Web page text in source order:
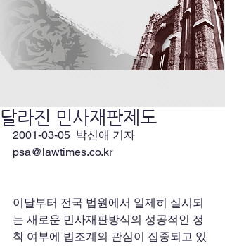
달라진 민사재판제도
2001-03-05  박신애 기자
psa@lawtimes.co.kr
이달부터 전국 법원에서 일제히 실시되
는 새로운 민사재판방식의 성공적인 정
착 여부에 법조계의 관심이 집중되고 있